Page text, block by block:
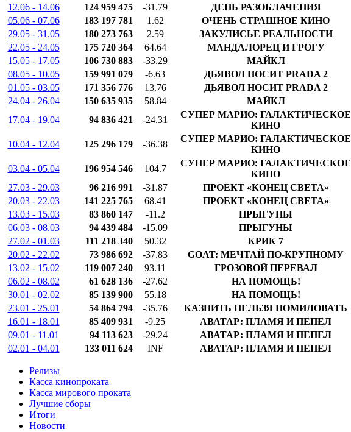
12.06 - 14.06
124 959 475 -31.79 ДЕНЬ РАЗОБЛАЧЕНИЯ
05.06 - 07.06
183 197 781 1.62 ОЧЕНЬ СТРАШНОЕ КИНО
29.05 - 31.05
180 273 763 2.59 ЗАКУЛИСЬЕ РЕАЛЬНОСТИ
22.05 - 24.05
175 720 364 64.64 МАНДАЛОРЕЦ И ГРОГУ
15.05 - 17.05
106 730 883 -33.29 МАЙКЛ
08.05 - 10.05
159 991 079 -6.63 ДЬЯВОЛ НОСИТ PRADA 2
01.05 - 03.05
171 356 776 13.76 ДЬЯВОЛ НОСИТ PRADA 2
24.04 - 26.04
150 635 935 58.84 МАЙКЛ
17.04 - 19.04
94 836 421 -24.31
СУПЕР МАРИО: ГАЛАКТИЧЕСКОЕ
КИНО
10.04 - 12.04 125 296 179 -36.38
СУПЕР МАРИО: ГАЛАКТИЧЕСКОЕ
КИНО
03.04 - 05.04 196 954 546 104.7
СУПЕР МАРИО: ГАЛАКТИЧЕСКОЕ
КИНО
27.03 - 29.03
96 216 991 -31.87 ПРОЕКТ «КОНЕЦ СВЕТА»
20.03 - 22.03
141 225 765 68.41 ПРОЕКТ «КОНЕЦ СВЕТА»
13.03 - 15.03
83 860 147 -11.2 ПРЫГУНЫ
06.03 - 08.03
94 439 484 -15.09 ПРЫГУНЫ
27.02 - 01.03
111 218 340 50.32 КРИК 7
20.02 - 22.02
73 986 692 -37.83 GOAT: МЕЧТАЙ ПО-КРУПНОМУ
13.02 - 15.02
119 007 240 93.11 ГРОЗОВОЙ ПЕРЕВАЛ
06.02 - 08.02
61 628 136 -27.62 НА ПОМОЩЬ!
30.01 - 02.02
85 139 900 55.18 НА ПОМОЩЬ!
23.01 - 25.01
54 864 794 -35.76 КАЗНИТЬ НЕЛЬЗЯ ПОМИЛОВАТЬ
16.01 - 18.01
85 409 931 -9.25 АВАТАР: ПЛАМЯ И ПЕПЕЛ
09.01 - 11.01
94 113 623 -29.24 АВАТАР: ПЛАМЯ И ПЕПЕЛ
02.01 - 04.01
133 011 624 INF АВАТАР: ПЛАМЯ И ПЕПЕЛ
Релизы
Касса кинопроката
Касса мирового проката
Лучшие сборы
Итоги
Новости